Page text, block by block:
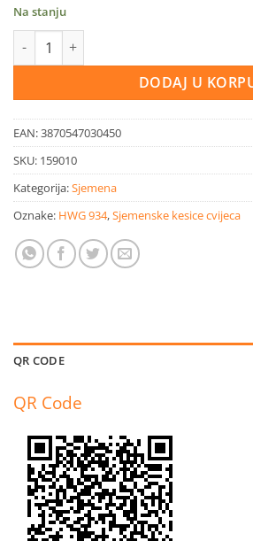
Na stanju
Sjemenska kesica cvijeća kadifica
DODAJ U
EAN:3870547030450
SKU: 159010
Kategorija:Sjemena
Oznake: HWG 934,Sjemenske kesice cvijeca
QR CODE
QR Code